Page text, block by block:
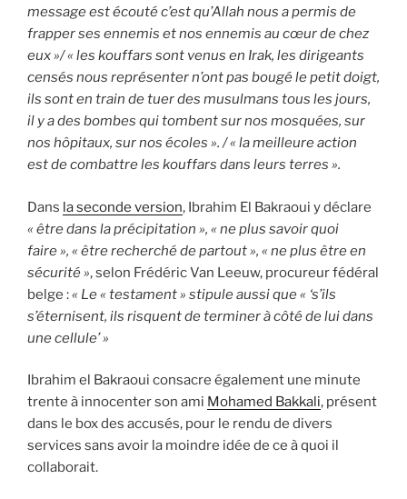
message est écouté c’est qu’Allah nous a permis de
frapper ses ennemis et nos ennemis au cœur de chez
eux »/ « les kouffars sont venus en Irak, les dirigeants
censés nous représenter n’ont pas bougé le petit doigt,
ils sont en train de tuer des musulmans tous les jours,
il y a des bombes qui tombent sur nos mosquées, sur
nos hôpitaux, sur nos écoles ». / « la meilleure action
est de combattre les kouffars dans leurs terres ».
Dans la seconde version, Ibrahim El Bakraoui y déclare
« être dans la précipitation », « ne plus savoir quoi
faire », « être recherché de partout », « ne plus être en
sécurité », selon Frédéric Van Leeuw, procureur fédéral
belge :« Le « testament » stipule aussi que « ‘s’ils
s’éternisent, ils risquent de terminer à côté de lui dans
une cellule’ »
Ibrahim el Bakraoui consacre également une minute
trente à innocenter son ami Mohamed Bakkali, présent
dans le box des accusés, pour le rendu de divers
services sans avoir la moindre idée de ce à quoi il
collaborait.